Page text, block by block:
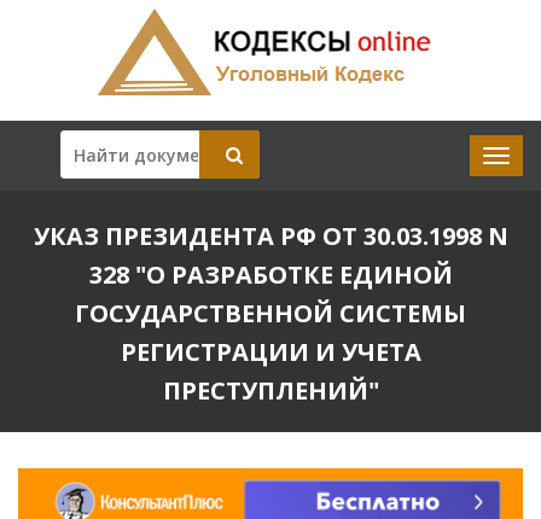
УКАЗ ПРЕЗИДЕНТА РФ ОТ 30.03.1998 N
328 "О РАЗРАБОТКЕ ЕДИНОЙ
ГОСУДАРСТВЕННОЙ СИСТЕМЫ
РЕГИСТРАЦИИ И УЧЕТА
ПРЕСТУПЛЕНИЙ"